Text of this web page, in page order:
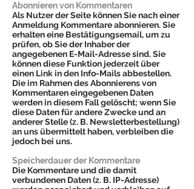
Abonnieren von Kommentaren
Als Nutzer der Seite können Sie nach einer
Anmeldung Kommentare abonnieren. Sie
erhalten eine Bestätigungsemail, um zu
prüfen, ob Sie der Inhaber der
angegebenen E-Mail-Adresse sind. Sie
können diese Funktion jederzeit über
einen Link in den Info-Mails abbestellen.
Die im Rahmen des Abonnierens von
Kommentaren eingegebenen Daten
werden in diesem Fall gelöscht; wenn Sie
diese Daten für andere Zwecke und an
anderer Stelle (z. B. Newsletterbestellung)
an uns übermittelt haben, verbleiben die
jedoch bei uns.
Speicherdauer der Kommentare
Die Kommentare und die damit
verbundenen Daten (z. B. IP-Adresse)